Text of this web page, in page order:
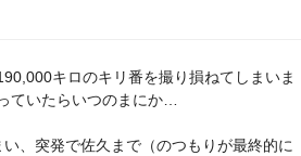
キロのキリ番を撮り損ねてしまいま
ていたらいつのまにか…
、突発で佐久まで（のつもりが最終的に